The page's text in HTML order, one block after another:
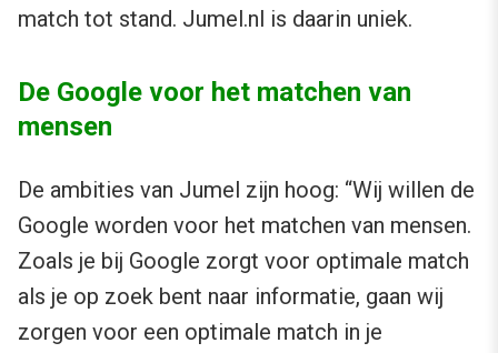
match tot stand. Jumel.nl is daarin uniek.
De Google voor het matchen van
mensen
De ambities van Jumel zijn hoog: “Wij willen de
Google worden voor het matchen van mensen.
Zoals je bij Google zorgt voor optimale match
als je op zoek bent naar informatie, gaan wij
zorgen voor een optimale match in je